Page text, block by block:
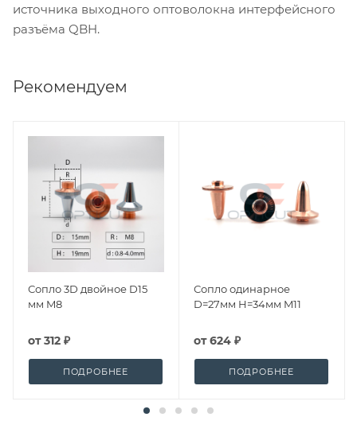
источника выходного оптоволокна интерфейсного
разъёма QBH.
Рекомендуем
Сопло 3D двойное D15
мм M8
от312 ₽
ПОДРОБНЕЕ
Сопло одинарное
D=27мм H=34мм M11
от624 ₽
ПОДРОБНЕЕ